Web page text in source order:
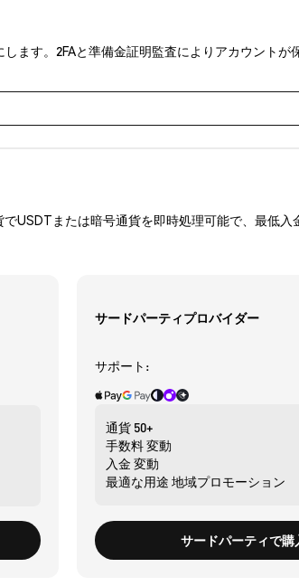
ます。2FAと準備金証明監査によりアカウントが
USDTまたは暗号通貨を即時処理可能で、最低入
サードパーティプロバイダー
サポート:
通貨 50+
手数料変動
入金 変動
最適な用途 地域プロモーション
サードパーティで購